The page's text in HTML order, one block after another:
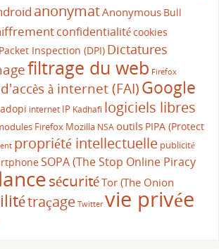
anonymatAnonymous Bull
confidentialitécookies
Inspection (DPI) Dictatures
filtrage du web Firefox
à internet (FAI)Google
internet IP Kadhafi logiciels libres
Firefox Mozilla NSA outils PIPA (Protect
propriété intellectuelle publicité
SOPA (The Stop Online Piracy
sécuritéTor (The Onion
traçage Twitter vie privée